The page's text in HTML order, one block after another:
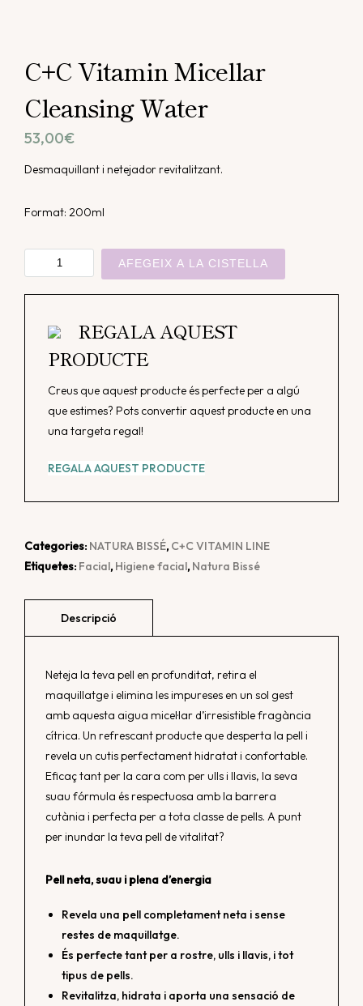
C+C Vitamin Micellar
Cleansing Water
53,00€
Desmaquillant i netejador revitalitzant.
Format: 200ml
quantitat
de
C+C
Micellar
Cleansing
AFEGEIX A LA CISTELLA
REGALA AQUEST
PRODUCTE
Creus que aquest producte és perfecte per a algú
que estimes? Pots convertir aquest producte en una
una targeta regal!
REGALA AQUEST PRODUCTE
Categories: NATURA BISSÉ, C+C VITAMIN LINE
Etiquetes: Facial, Higiene facial, Natura Bissé
Neteja la teva pell en profunditat, retira el
maquillatge i elimina les impureses en un sol gest
amb aquesta aigua micel·lar d’irresistible fragància
cítrica. Un refrescant producte que desperta la pell i
revela un cutis perfectament hidratat i confortable.
Eficaç tant per la cara com per ulls i llavis, la seva
suau fórmula és respectuosa amb la barrera
cutània i perfecta per a tota classe de pells. A punt
per inundar la teva pell de vitalitat?
Pell neta, suau i plena d’energia
Revela una pell completament neta i sense
restes de maquillatge.
És perfecte tant per a rostre, ulls i llavis, i tot
tipus de pells.
Revitalitza, hidrata i aporta una sensació de